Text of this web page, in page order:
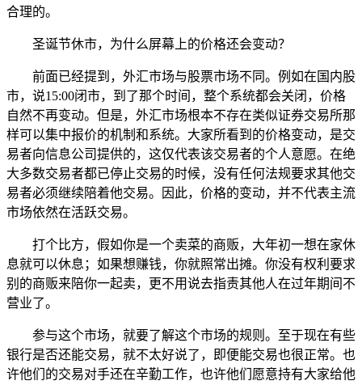
合理的。
圣诞节休市，为什么屏幕上的价格还会变动？
前面已经提到，外汇市场与股票市场不同。例如在国内股
市，说15:00闭市，到了那个时间，整个系统都会关闭，价格
自然不再变动。但是，外汇市场根本不存在类似证券交易所那
样可以集中报价的机制和系统。大家所看到的价格变动，是交
易者向信息公司提供的，这仅代表该交易者的个人意愿。在绝
大多数交易者都已停止交易的时候，没有任何法规要求其他交
易者必须继续陪着他交易。因此，价格的变动，并不代表主流
市场依然在活跃交易。
打个比方，假如你是一个卖菜的商贩，大年初一想在家休
息就可以休息；如果想赚钱，你就照常出摊。你没有权利要求
别的商贩来陪你一起卖，更不用说去指责其他人在过年期间不
营业了。
参与这个市场，就要了解这个市场的规则。至于现在有些
银行是否还能交易，就不太好说了，即便能交易也很正常。也
许他们的交易对手还在辛勤工作，也许他们愿意持有大家给他